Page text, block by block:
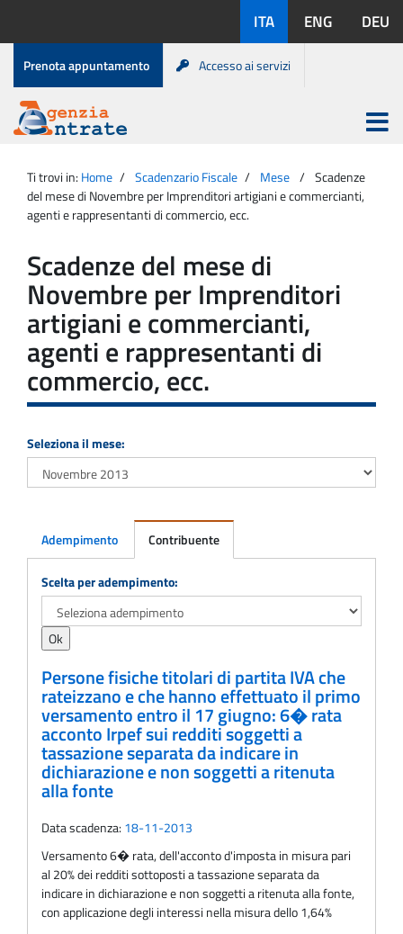
contenuto
disponibili:
ITA ENG DEU
Menu
di
servizio
Prenota appuntamento Accesso ai servizi
Agenzia
Entrate
Apri
menu
principale
Ti trovi in: Home Scadenzario Fiscale Mese
Scadenze
del mese di Novembre per Imprenditori artigiani e commercianti,
agenti e rappresentanti di commercio, ecc.
Scadenze del mese di
Novembre per Imprenditori
artigiani e commercianti,
agenti e rappresentanti di
commercio, ecc.
Seleziona il mese:
Adempimento Contribuente
Adempimento
Scelta per adempimento:
Persone fisiche titolari di partita IVA che
rateizzano e che hanno effettuato il primo
versamento entro il 17 giugno: 6� rata
acconto Irpef sui redditi soggetti a
tassazione separata da indicare in
dichiarazione e non soggetti a ritenuta
alla fonte
Data scadenza: 18-11-2013
Versamento 6� rata, dell'acconto d'imposta in misura pari
al 20% dei redditi sottoposti a tassazione separata da
indicare in dichiarazione e non soggetti a ritenuta alla fonte,
con applicazione degli interessi nella misura dello 1,64%